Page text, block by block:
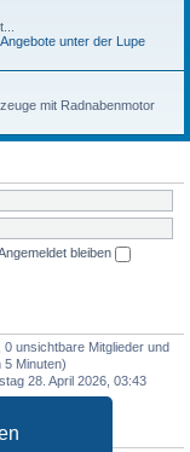
unter der Lupe
mit Radnabenmotor
bleiben
unsichtbare Mitglieder und
Minuten)
28. April 2026, 03:43